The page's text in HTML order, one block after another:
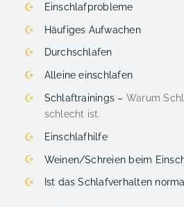
Einschlafprobleme
Häufiges Aufwachen
Durchschlafen
Alleine einschlafen
Schlaftrainings – Warum
schlecht ist.
Einschlafhilfe
Weinen/Schreien beim
Ist das Schlafverhalten